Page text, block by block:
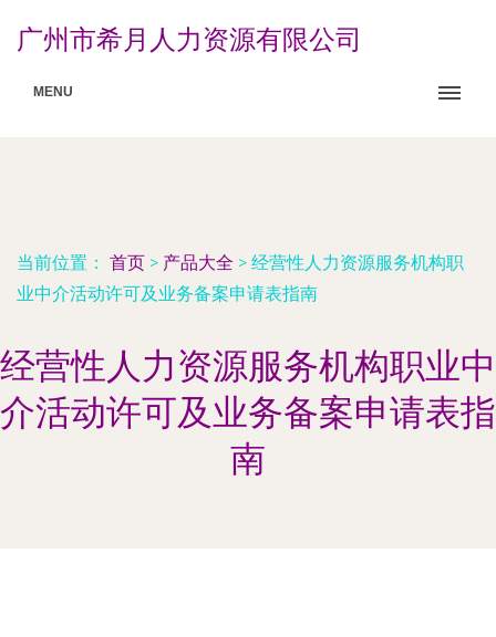
广州市希月人力资源有限公司
MENU
当前位置： 首页 > 产品大全 > 经营性人力资源服务机构职
业中介活动许可及业务备案申请表指南
经营性人力资源服务机构职业中
介活动许可及业务备案申请表指
南